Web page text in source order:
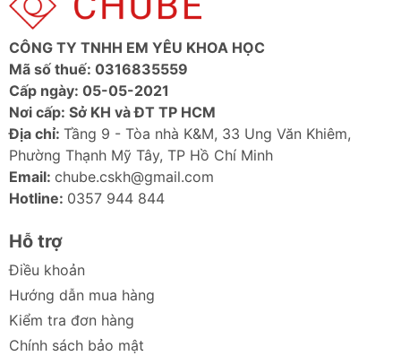
CÔNG TY TNHH EM YÊU KHOA HỌC
Mã số thuế: 0316835559
Cấp ngày: 05-05-2021
Nơi cấp: Sở KH và ĐT TP HCM
Địa chỉ: Tầng 9 - Tòa nhà K&M, 33 Ung Văn Khiêm,
Phường Thạnh Mỹ Tây, TP Hồ Chí Minh
Email: chube.cskh@gmail.com
Hotline: 0357 944 844
Hỗ trợ
Điều khoản
Hướng dẫn mua hàng
Kiểm tra đơn hàng
Chính sách bảo mật